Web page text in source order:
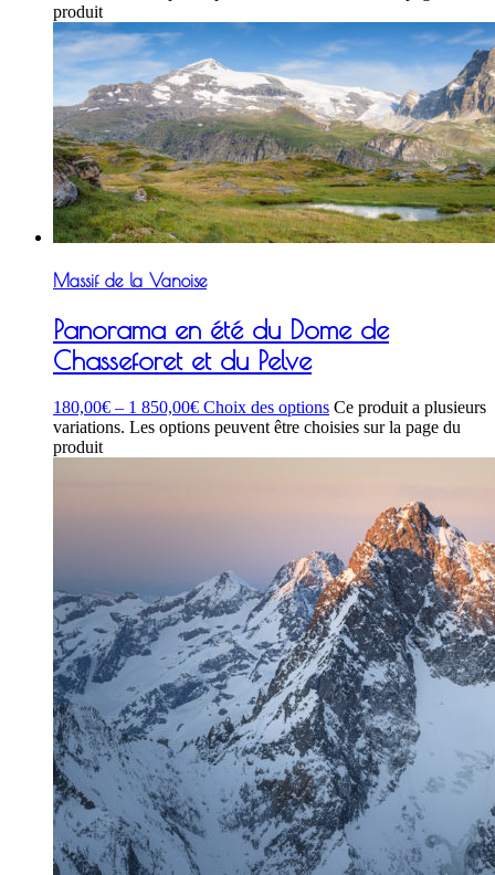
produit
Massif de la Vanoise
Panorama en été du Dome de
Chasseforet et du Pelve
180,00€ – 1 850,00€ Choix des options Ce produit a plusieurs
variations. Les options peuvent être choisies sur la page du
produit